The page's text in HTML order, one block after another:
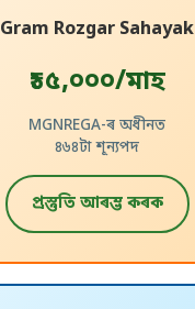
Gram Rozgar Sahayak
₹১৫,০০০/মাহ
MGNREGA-ৰ অধীনত
৪৬৪টা শূন্যপদ
প্ৰস্তুতি আৰম্ভ কৰক